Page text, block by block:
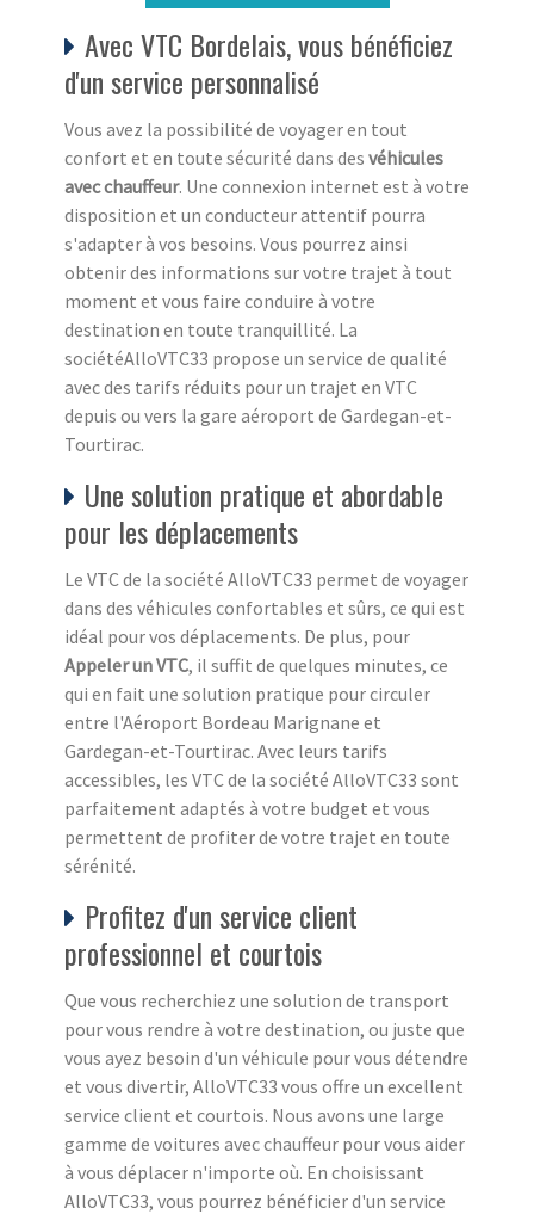
Avec VTC Bordelais, vous bénéficiez
d'un service personnalisé
Vous avez la possibilité de voyager en tout
confort et en toute sécurité dans des véhicules
avec chauffeur. Une connexion internet est à votre
disposition et un conducteur attentif pourra
s'adapter à vos besoins. Vous pourrez ainsi
obtenir des informations sur votre trajet à tout
moment et vous faire conduire à votre
destination en toute tranquillité. La
sociétéAlloVTC33 propose un service de qualité
avec des tarifs réduits pour un trajet en VTC
depuis ou vers la gare aéroport de Gardegan-et-
Tourtirac.
Une solution pratique et abordable
pour les déplacements
Le VTC de la société AlloVTC33 permet de voyager
dans des véhicules confortables et sûrs, ce qui est
idéal pour vos déplacements. De plus, pour
Appeler un VTC, il suffit de quelques minutes, ce
qui en fait une solution pratique pour circuler
entre l'Aéroport Bordeau Marignane et
Gardegan-et-Tourtirac. Avec leurs tarifs
accessibles, les VTC de la société AlloVTC33 sont
parfaitement adaptés à votre budget et vous
permettent de profiter de votre trajet en toute
sérénité.
Profitez d'un service client
professionnel et courtois
Que vous recherchiez une solution de transport
pour vous rendre à votre destination, ou juste que
vous ayez besoin d'un véhicule pour vous détendre
et vous divertir, AlloVTC33 vous offre un excellent
service client et courtois. Nous avons une large
gamme de voitures avec chauffeur pour vous aider
à vous déplacer n'importe où. En choisissant
AlloVTC33, vous pourrez bénéficier d'un service